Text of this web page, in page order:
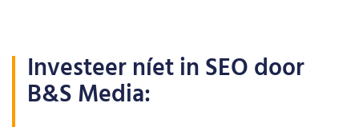
Investeer níet in SEO door
B&S Media: